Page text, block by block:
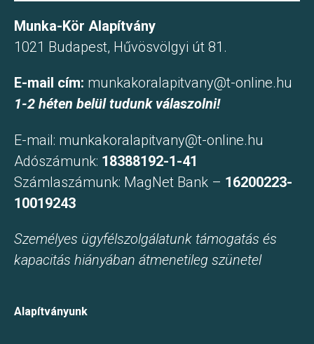
Munka-Kör Alapítvány
1021 Budapest, Hűvösvölgyi út 81.
E-mail cím: munkakoralapitvany@t-online.hu
1-2 héten belül tudunk válaszolni!
E-mail: munkakoralapitvany@t-online.hu
Adószámunk: 18388192-1-41
Számlaszámunk: MagNet Bank – 16200223-
10019243
Személyes ügyfélszolgálatunk támogatás és
kapacitás hiányában átmenetileg szünetel
Alapítványunk